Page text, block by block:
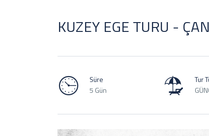
KUZEY EGE TURU -
Süre
5 Gün
Tur